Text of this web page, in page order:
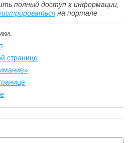
полный доступ к информации,
на портале
странице